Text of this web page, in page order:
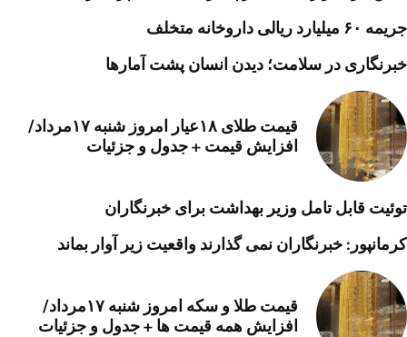
جریمه ۶۰ میلیارد ریالی داروخانه متخلف
خبرنگاری در سلامت؛ دیدن انسان پشت آمارها
قیمت طلای ۱۸عیار امروز شنبه ۱۷مرداد/
افزایش قیمت + جدول و جزئیات
توئیت قابل تامل وزیر بهداشت برای خبرنگاران
کرمانپور: خبرنگاران نمی گذارند واقعیت زیر آوار بماند
قیمت طلا و سکه امروز شنبه ۱۷مرداد/
افزایش همه قیمت ها + جدول و جزئیات